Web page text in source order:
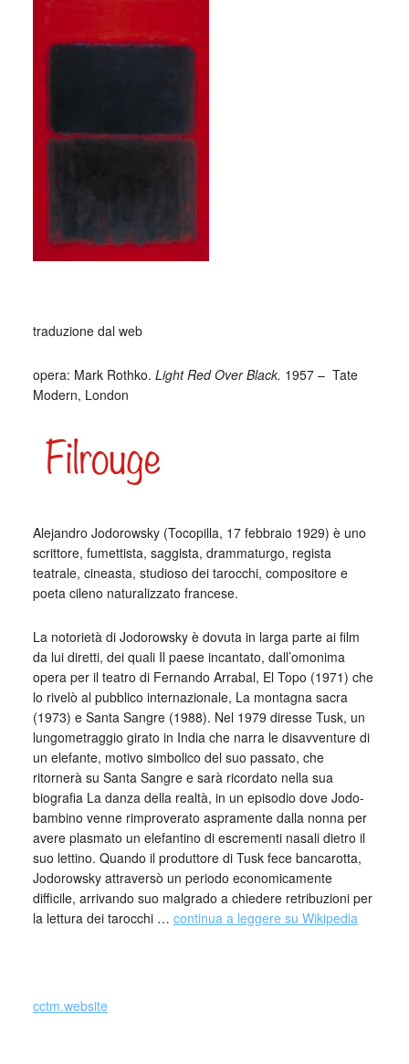
traduzione dal web
opera: Mark Rothko. Light Red Over Black. 1957 – Tate
Modern, London
Alejandro Jodorowsky (Tocopilla, 17 febbraio 1929) è uno
scrittore, fumettista, saggista, drammaturgo, regista
teatrale, cineasta, studioso dei tarocchi, compositore e
poeta cileno naturalizzato francese.
La notorietà di Jodorowsky è dovuta in larga parte ai film
da lui diretti, dei quali Il paese incantato, dall’omonima
opera per il teatro di Fernando Arrabal, El Topo (1971) che
lo rivelò al pubblico internazionale, La montagna sacra
(1973) e Santa Sangre (1988). Nel 1979 diresse Tusk, un
lungometraggio girato in India che narra le disavventure di
un elefante, motivo simbolico del suo passato, che
ritornerà su Santa Sangre e sarà ricordato nella sua
biografia La danza della realtà, in un episodio dove Jodo-
bambino venne rimproverato aspramente dalla nonna per
avere plasmato un elefantino di escrementi nasali dietro il
suo lettino. Quando il produttore di Tusk fece bancarotta,
Jodorowsky attraversò un periodo economicamente
difficile, arrivando suo malgrado a chiedere retribuzioni per
la lettura dei tarocchi … continua a leggere su Wikipedia
cctm.website